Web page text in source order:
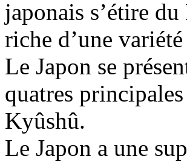
japonais s’étire
riche d’une
Le Japon se
quatres
Kyûshû.
Le Japon a une